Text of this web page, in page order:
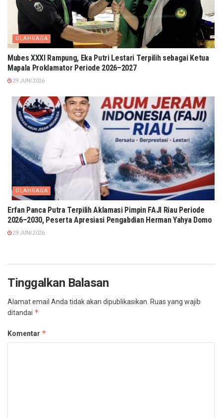
OLAHRAGA
Mubes XXXI Rampung, Eka Putri Lestari Terpilih sebagai Ketua
Mapala Proklamator Periode 2026–2027
29 JUNI 2026
OLAHRAGA
Erfan Panca Putra Terpilih Aklamasi Pimpin FAJI Riau Periode
2026–2030, Peserta Apresiasi Pengabdian Herman Yahya Domo
29 JUNI 2026
Tinggalkan Balasan
Alamat email Anda tidak akan dipublikasikan. Ruas yang wajib
ditandai *
Komentar *